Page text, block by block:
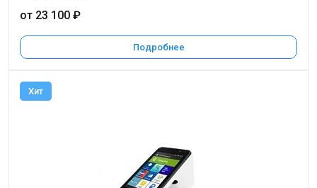
от 23 100 ₽
Подробнее
Хит